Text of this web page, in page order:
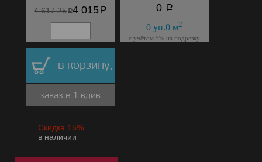
4 617.25p4 015p 0 p
0 уп.0 м2
с учётом 5% на подрезку
в корзину,
заказ в 1 клик
Скидка 15%
в наличии